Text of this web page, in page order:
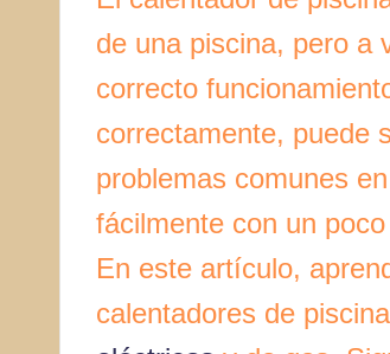
de una piscina, pero a
correcto
correctamente, puede
problemas comunes
fácilmente con un
En este artículo,
calentadores de